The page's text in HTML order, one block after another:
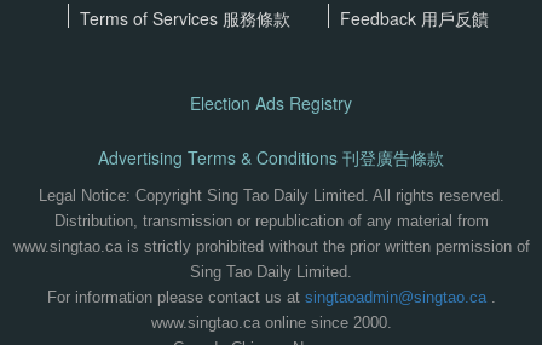
Terms of Services 服務條款 Feedback 用戶反饋
Election Ads Registry
Advertising Terms & Conditions 刊登廣告條款
Legal Notice: Copyright Sing Tao Daily Limited. All rights reserved.
Distribution, transmission or republication of any material from
www.singtao.ca is strictly prohibited without the prior written permission of
Sing Tao Daily Limited.
For information please contact us at singtaoadmin@singtao.ca.
www.singtao.ca online since 2000.